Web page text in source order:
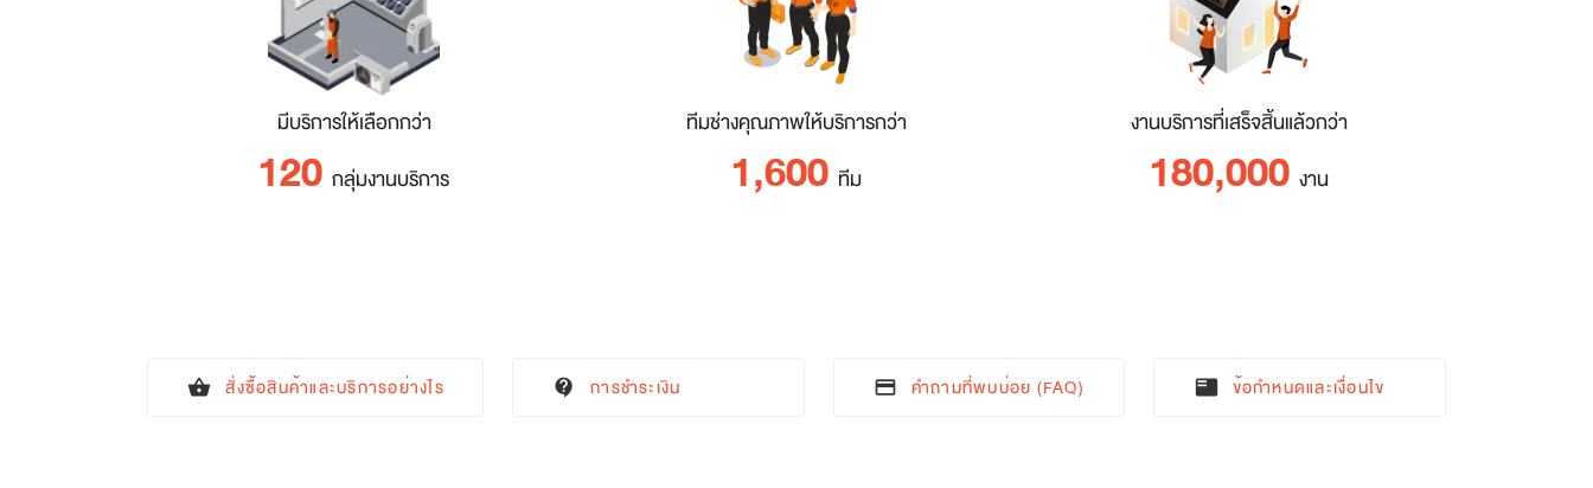
มีบริการให้เลือกกว่า
120 กลุ่มงานบริการ
ทีมช่างคุณภาพให้บริการกว่า
1,600 ทีม
งานบริการที่เสร็จสิ้นแล้วกว่า
180,000 งาน
shopping_basket สั่งซื้อสินค้าและบริการอย่างไร contact_support การชำระเงิน credit_card คำถามที่พบบ่อย (FAQ) featured_play_list ข้อกำหนดและเงื่อนไข